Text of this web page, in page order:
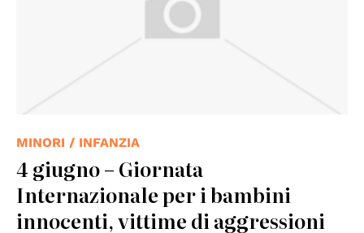
MINORI / INFANZIA
4 giugno – Giornata
Internazionale per i bambini
innocenti, vittime di aggressioni